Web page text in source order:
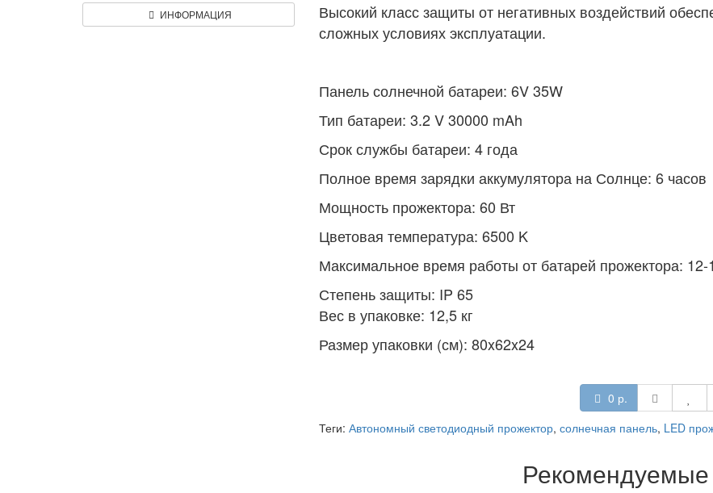
ИНФОРМАЦИЯ
Высокий класс защиты от негативных воздействий
сложных условиях эксплуатации.
Панель солнечной батареи: 6V 35W
Тип батареи: 3.2 V 30000 mAh
Срок службы батареи: 4 года
Полное время зарядки аккумулятора на Солнце: 6 часов
Мощность прожектора: 60 Вт
Цветовая температура: 6500 K
Максимальное время работы от батарей прожектора: 12-
Степень защиты: IP 65
Вес в упаковке: 12,5 кг
Размер упаковки (см): 80x62x24
0 р.
Теги: Автономный светодиодный прожектор, солнечная панель, LED